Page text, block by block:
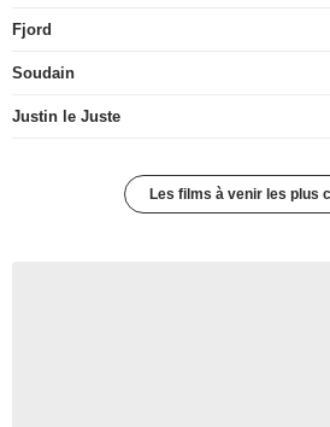
Fjord
Soudain
Justin le Juste
Les films à venir les plus